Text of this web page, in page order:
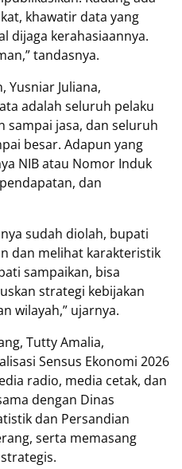
khawatir data yang
dijaga kerahasiaannya.
tandasnya.
Yusniar Juliana,
adalah seluruh pelaku
sampai jasa, dan seluruh
besar. Adapun yang
NIB atau Nomor Induk
dan
sudah diolah, bupati
dan melihat karakteristik
sampaikan, bisa
strategi kebijakan
wilayah,” ujarnya.
Tutty Amalia,
Sensus Ekonomi 2026
radio, media cetak, dan
dengan Dinas
dan Persandian
serta memasang